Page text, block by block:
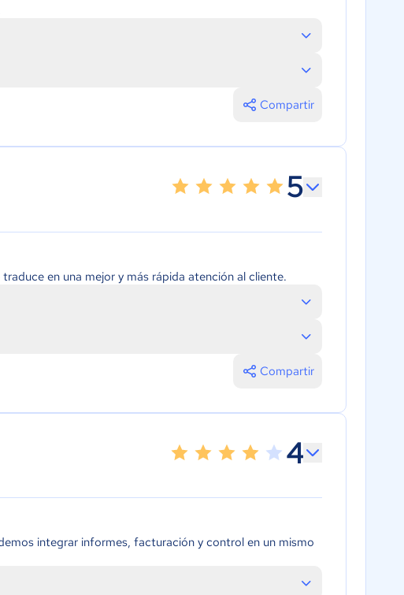
Compartir
5
en una mejor y más rápida atención al cliente.
Compartir
4
integrar informes, facturación y control en un mismo